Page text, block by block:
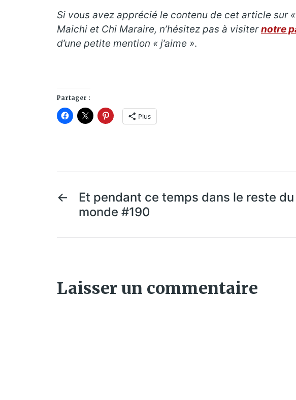
Si vous avez apprécié le contenu de cet article sur «
Maichi et Chi Maraire, n’hésitez pas à visiternotre
d’une petite mention « j’aime ».
Partager :
Plus
←
Et pendant ce temps dans le reste du
monde #190
Laisser un commentaire